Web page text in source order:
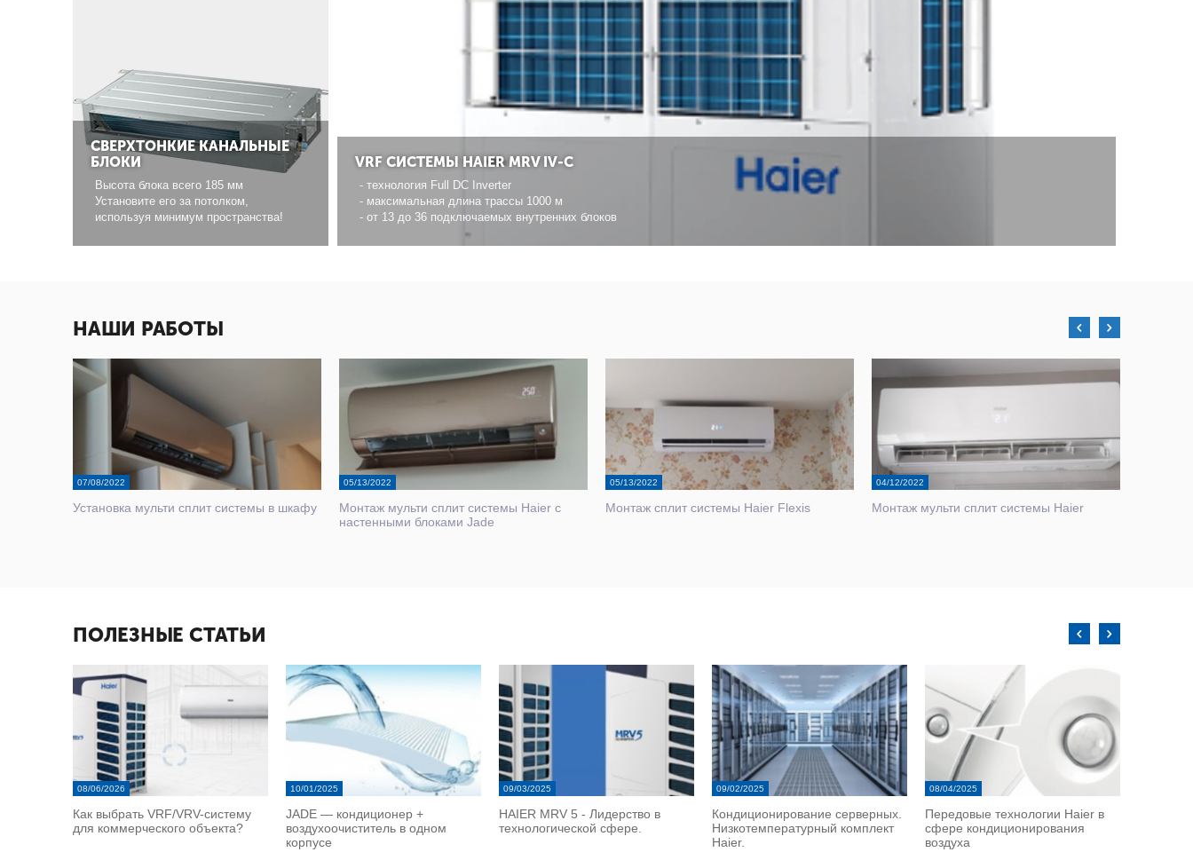
СВЕРХТОНКИЕ КАНАЛЬНЫЕ
БЛОКИ
Высота блока всего 185 мм
Установите его за потолком,
используя минимум пространства!
VRF СИСТЕМЫ HAIER MRV IV-C
- технология Full DC Inverter
- максимальная длина трассы 1000 м
- от 13 до 36 подключаемых внутренних блоков
НАШИ РАБОТЫ
07/08/2022
Установка мульти сплит системы в шкафу
05/13/2022
Монтаж мульти сплит системы Haier с
настенными блоками Jade
05/13/2022
Монтаж сплит системы Haier Flexis
04/12/2022
Монтаж мульти сплит системы Haier
ПОЛЕЗНЫЕ СТАТЬИ
08/06/2026
Как выбрать VRF/VRV-систему
для коммерческого объекта?
10/01/2025
JADE — кондиционер +
воздухоочиститель в одном
корпусе
09/03/2025
HAIER MRV 5 - Лидерство в
технологической сфере.
09/02/2025
Кондиционирование серверных.
Низкотемпературный комплект
Haier.
08/04/2025
Передовые технологии Haier в
сфере кондиционирования
воздуха